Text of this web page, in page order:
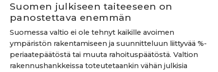
Suomen julkiseen taiteeseen on
panostettava enemmän
Suomessa valtio ei ole tehnyt kaikille avoimen
ympäristön rakentamiseen ja suunnitteluun liittyvää %-
periaatepäätöstä tai muuta rahoituspäätöstä. Valtion
rakennushankkeissa toteutetaankin vähän julkisia